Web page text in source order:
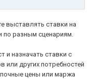
ставки на
по разным сценариям.
и назначать ставки с
или других потребностей
цены или маржа